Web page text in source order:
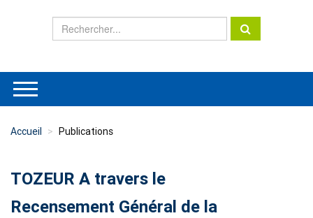
Accueil Publications
TOZEUR A travers le
Recensement Général de la